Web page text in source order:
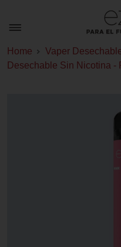
Home Vaper
Desechable Sin Nicotina -